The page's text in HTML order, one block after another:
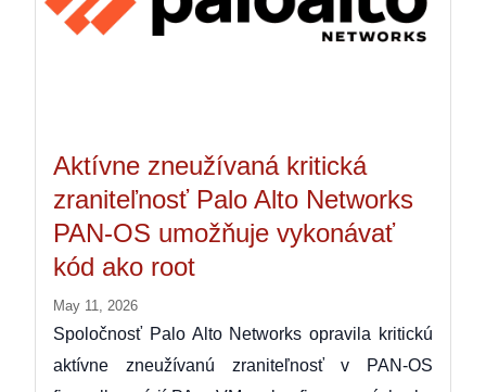
Aktívne zneužívaná kritická
zraniteľnosť Palo Alto Networks
PAN-OS umožňuje vykonávať
kód ako root
May 11, 2026
Spoločnosť Palo Alto Networks opravila kritickú
aktívne zneužívanú zraniteľnosť v PAN-OS